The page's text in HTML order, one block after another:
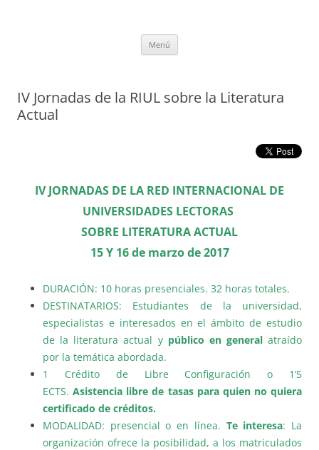
Menú
IV Jornadas de la RIUL sobre la Literatura
Actual
IV JORNADAS DE LA RED INTERNACIONAL DE
UNIVERSIDADES LECTORAS
SOBRE LITERATURA ACTUAL
15 Y 16 de marzo de 2017
DURACIÓN: 10 horas presenciales. 32 horas totales.
DESTINATARIOS: Estudiantes de la universidad,
especialistas e interesados en el ámbito de estudio
de la literatura actual y público en generalatraído
por la temática abordada.
1 Crédito de Libre Configuración o 1’5
ECTS.Asistencia libre de tasas para quien no quiera
certificado de créditos.
MODALIDAD: presencial o en línea. Te interesa: La
organización ofrece la posibilidad, a los matriculados